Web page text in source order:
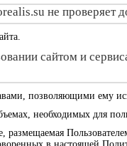
не проверяет
сайтом и
позволяющими ему
необходимых для
размещаемая